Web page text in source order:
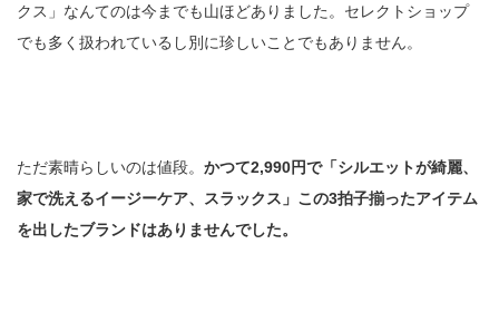
クス」なんてのは今までも山ほどありました。セレクトショップ
でも多く扱われているし別に珍しいことでもありません。
ただ素晴らしいのは値段。 かつて2,990円で「シルエットが綺麗、
家で洗えるイージーケア、スラックス」この3拍子揃ったアイテム
を出したブランドはありませんでした。